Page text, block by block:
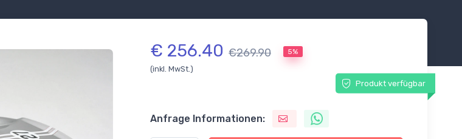
€ 256.40 €269.90 5%
(inkl. MwSt.)
Produkt verfügbar
Anfrage Informationen: